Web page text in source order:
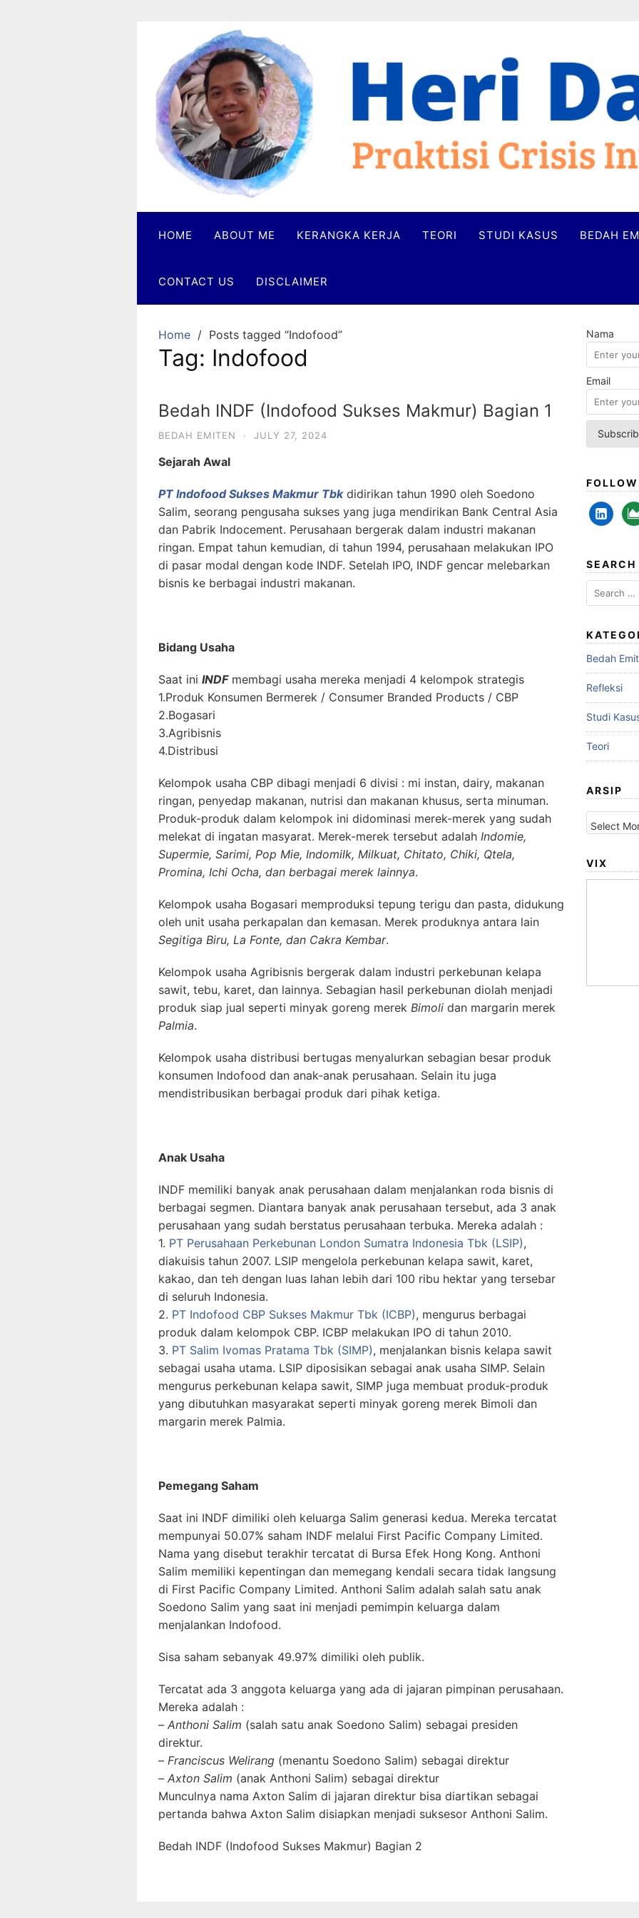
Heri
Danu
Praktisi
Crisis
Investing
HOME ABOUT ME KERANGKA KERJA TEORI STUDI KASUS BEDAH
CONTACT US DISCLAIMER
Home Posts tagged “Indofood”
Tag: Indofood
Bedah INDF (Indofood Sukses Makmur) Bagian 1
BEDAH EMITEN · JULY 27, 2024
Sejarah Awal
PT Indofood Sukses Makmur Tbkdidirikan tahun 1990 oleh Soedono
Salim, seorang pengusaha sukses yang juga mendirikan Bank Central Asia
dan Pabrik Indocement. Perusahaan bergerak dalam industri makanan
ringan. Empat tahun kemudian, di tahun 1994, perusahaan melakukan IPO
di pasar modal dengan kode INDF. Setelah IPO, INDF gencar melebarkan
bisnis ke berbagai industri makanan.
Bidang Usaha
Saat ini INDFmembagi usaha mereka menjadi 4 kelompok strategis
1.Produk Konsumen Bermerek / Consumer Branded Products / CBP
2.Bogasari
3.Agribisnis
4.Distribusi
Kelompok usaha CBP dibagi menjadi 6 divisi : mi instan, dairy, makanan
ringan, penyedap makanan, nutrisi dan makanan khusus, serta minuman.
Produk-produk dalam kelompok ini didominasi merek-merek yang sudah
melekat di ingatan masyarat. Merek-merek tersebut adalah Indomie,
Supermie, Sarimi, Pop Mie, Indomilk, Milkuat, Chitato, Chiki, Qtela,
Promina, Ichi Ocha, dan berbagai merek lainnya.
Kelompok usaha Bogasari memproduksi tepung terigu dan pasta, didukung
oleh unit usaha perkapalan dan kemasan. Merek produknya antara lain
Segitiga Biru, La Fonte, dan Cakra Kembar.
Kelompok usaha Agribisnis bergerak dalam industri perkebunan kelapa
sawit, tebu, karet, dan lainnya. Sebagian hasil perkebunan diolah menjadi
produk siap jual seperti minyak goreng merek Bimoli dan margarin merek
Palmia.
Kelompok usaha distribusi bertugas menyalurkan sebagian besar produk
konsumen Indofood dan anak-anak perusahaan. Selain itu juga
mendistribusikan berbagai produk dari pihak ketiga.
Anak Usaha
INDF memiliki banyak anak perusahaan dalam menjalankan roda bisnis di
berbagai segmen. Diantara banyak anak perusahaan tersebut, ada 3 anak
perusahaan yang sudah berstatus perusahaan terbuka. Mereka adalah :
1. PT Perusahaan Perkebunan London Sumatra Indonesia Tbk (LSIP),
diakuisis tahun 2007. LSIP mengelola perkebunan kelapa sawit, karet,
kakao, dan teh dengan luas lahan lebih dari 100 ribu hektar yang tersebar
di seluruh Indonesia.
2. PT Indofood CBP Sukses Makmur Tbk (ICBP), mengurus berbagai
produk dalam kelompok CBP. ICBP melakukan IPO di tahun 2010.
3. PT Salim Ivomas Pratama Tbk (SIMP), menjalankan bisnis kelapa sawit
sebagai usaha utama. LSIP diposisikan sebagai anak usaha SIMP. Selain
mengurus perkebunan kelapa sawit, SIMP juga membuat produk-produk
yang dibutuhkan masyarakat seperti minyak goreng merek Bimoli dan
margarin merek Palmia.
Pemegang Saham
Saat ini INDF dimiliki oleh keluarga Salim generasi kedua. Mereka tercatat
mempunyai 50.07% saham INDF melalui First Pacific Company Limited.
Nama yang disebut terakhir tercatat di Bursa Efek Hong Kong. Anthoni
Salim memiliki kepentingan dan memegang kendali secara tidak langsung
di First Pacific Company Limited. Anthoni Salim adalah salah satu anak
Soedono Salim yang saat ini menjadi pemimpin keluarga dalam
menjalankan Indofood.
Sisa saham sebanyak 49.97% dimiliki oleh publik.
Tercatat ada 3 anggota keluarga yang ada di jajaran pimpinan perusahaan.
Mereka adalah :
– Anthoni Salim (salah satu anak Soedono Salim) sebagai presiden
direktur.
– Franciscus Welirang (menantu Soedono Salim) sebagai direktur
– Axton Salim (anak Anthoni Salim) sebagai direktur
Munculnya nama Axton Salim di jajaran direktur bisa diartikan sebagai
pertanda bahwa Axton Salim disiapkan menjadi suksesor Anthoni Salim.
Bedah INDF (Indofood Sukses Makmur) Bagian 2
Nama
Email
linkedin-
alt
SEARCH
Search
for:
Bedah
Refleksi
Studi
Teori
ARSIP
Arsip
VIX